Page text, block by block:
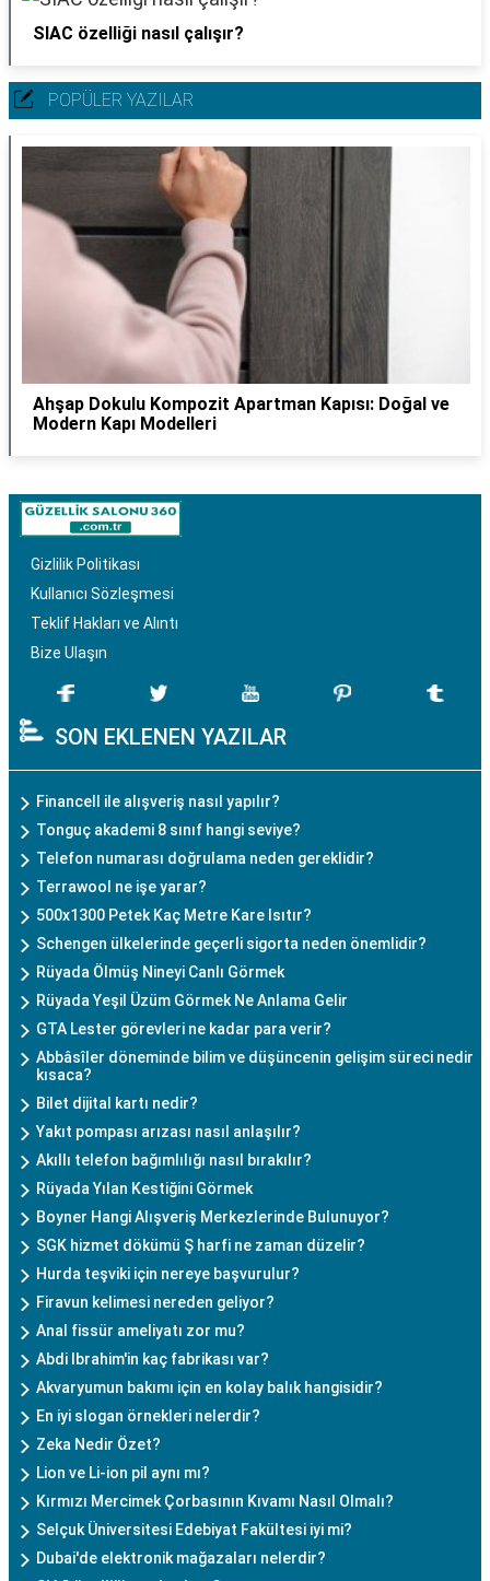
SIAC özelliği nasıl çalışır?
POPÜLER YAZILAR
Ahşap Dokulu Kompozit Apartman Kapısı: Doğal ve
Modern Kapı Modelleri
Gizlilik Politikası
Kullanıcı Sözleşmesi
Teklif Hakları ve Alıntı
Bize Ulaşın
SON EKLENEN YAZILAR
Financell ile alışveriş nasıl yapılır?
Tonguç akademi 8 sınıf hangi seviye?
Telefon numarası doğrulama neden gereklidir?
Terrawool ne işe yarar?
500x1300 Petek Kaç Metre Kare Isıtır?
Schengen ülkelerinde geçerli sigorta neden önemlidir?
Rüyada Ölmüş Nineyi Canlı Görmek
Rüyada Yeşil Üzüm Görmek Ne Anlama Gelir
GTA Lester görevleri ne kadar para verir?
Abbâsîler döneminde bilim ve düşüncenin gelişim süreci nedir
kısaca?
Bilet dijital kartı nedir?
Yakıt pompası arızası nasıl anlaşılır?
Akıllı telefon bağımlılığı nasıl bırakılır?
Rüyada Yılan Kestiğini Görmek
Boyner Hangi Alışveriş Merkezlerinde Bulunuyor?
SGK hizmet dökümü Ş harfi ne zaman düzelir?
Hurda teşviki için nereye başvurulur?
Firavun kelimesi nereden geliyor?
Anal fissür ameliyatı zor mu?
Abdi Ibrahim'in kaç fabrikası var?
Akvaryumun bakımı için en kolay balık hangisidir?
En iyi slogan örnekleri nelerdir?
Zeka Nedir Özet?
Lion ve Li-ion pil aynı mı?
Kırmızı Mercimek Çorbasının Kıvamı Nasıl Olmalı?
Selçuk Üniversitesi Edebiyat Fakültesi iyi mi?
Dubai'de elektronik mağazaları nelerdir?